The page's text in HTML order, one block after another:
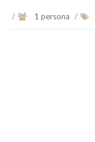
/ 1 persona /